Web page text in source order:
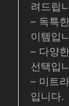
려드립
– 독특
이템입
– 다양
선택입
– 미트
입니다.